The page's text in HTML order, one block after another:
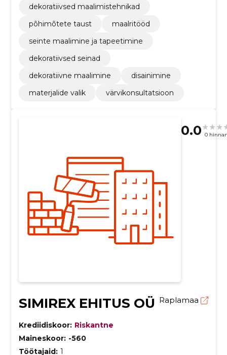
dekoratiivsed maalimistehnikad
põhimõtete taust
maalritööd
seinte maalimine ja tapeetimine
dekoratiivsed seinad
dekoratiivne maalimine
disainimine
materjalide valik
värvikonsultatsioon
0.0 0
SIMIREX EHITUS OÜ Raplamaa
Krediidiskoor: Riskantne
Maineskoor: -560
Töötajaid: 1